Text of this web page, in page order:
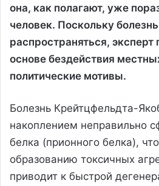
она, как полагают, уже
человек. Поскольку
распространяться, эксперт
основе бездействия
политические мотивы.
Болезнь Крейтцфельдта-
накоплением неправильно
белка (прионного белка),
образованию токсичных
приводит к быстрой